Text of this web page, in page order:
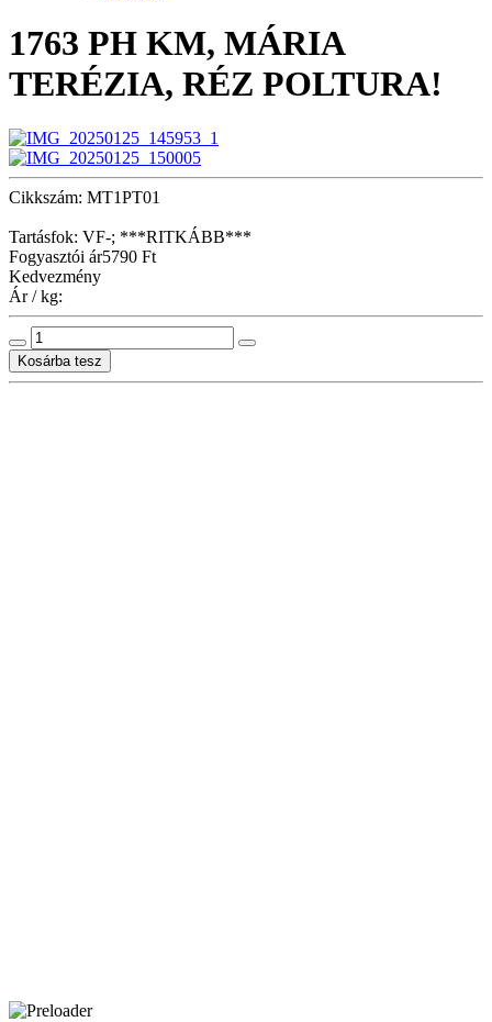
1763 PH KM, MÁRIA
TERÉZIA, RÉZ POLTURA!
Cikkszám: MT1PT01
Tartásfok: VF-; ***RITKÁBB***
Fogyasztói ár5790 Ft
Kedvezmény
Ár / kg: